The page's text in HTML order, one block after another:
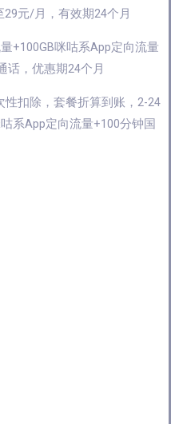
元/月，有效期24个月
+100GB咪咕系App定向流量
话，优惠期24个月
扣除，套餐折算到账，2-24
系App定向流量+100分钟国